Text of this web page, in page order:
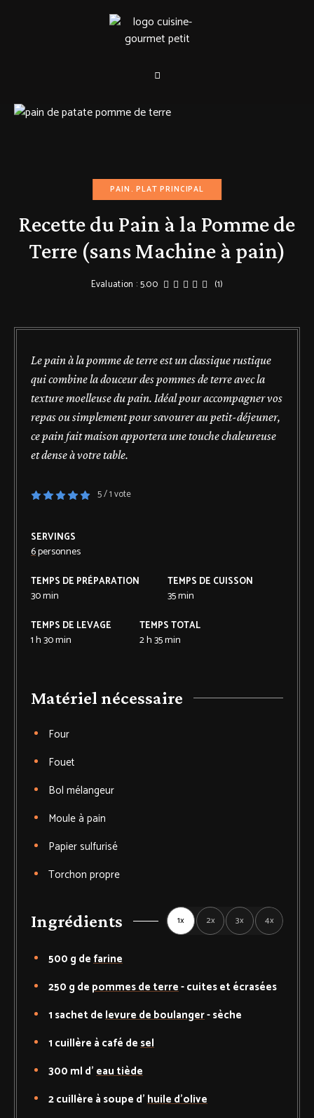
PAIN PLAT PRINCIPAL
Recette du Pain à la Pomme de
Terre (sans Machine à pain)
Evaluation : 5.00 (1)
Le pain à la pomme de terre est un classique rustique
qui combine la douceur des pommes de terre avec la
texture moelleuse du pain. Idéal pour accompagner vos
repas ou simplement pour savourer au petit-déjeuner,
ce pain fait maison apportera une touche chaleureuse
et dense à votre table.
5/ 1 vote
SERVINGS
6personnes
TEMPS DE PRÉPARATION
30min
TEMPS DE CUISSON
35min
TEMPS DE LEVAGE
1h30min
TEMPS TOTAL
2h35min
Matériel nécessaire
Four
Fouet
Bol mélangeur
Moule à pain
Papier sulfurisé
Torchon propre
Ingrédients 1x 2x 3x 4x
500 g defarine
250 g de pommes de terre-cuites et écrasées
1 sachet delevure de boulanger-sèche
1 cuillère à café desel
300 ml d'eau tiède
2cuillère à soupe d'huile d'olive